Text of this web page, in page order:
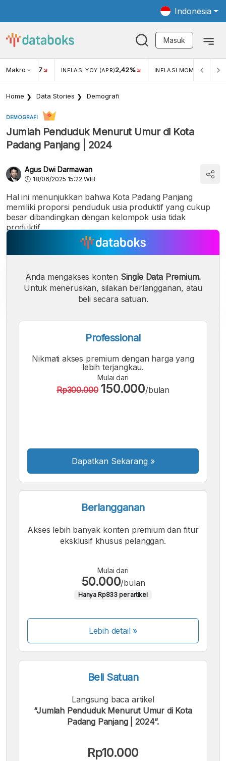
Indonesia
Masuk
Makro
USD/IDR 17 INFLASI YOY (APR)2,42% INFLASI MOM (MAR)
Home Data Stories Demografi
DEMOGRAFI
Jumlah Penduduk Menurut Umur di Kota
Padang Panjang | 2024
Agus Dwi Darmawan
18/06/2025 15:22 WIB
Hal ini menunjukkan bahwa Kota Padang Panjang
memiliki proporsi penduduk usia produktif yang cukup
besar dibandingkan dengan kelompok usia tidak
produktif.
A
Font
A
Font
Sedang
A
Font
Anda mengakses konten Single Data Premium.
Untuk meneruskan, silakan berlangganan, atau
beli secara satuan.
Professional
Nikmati akses premium dengan harga yang
lebih terjangkau.
Mulai dari
Rp300.000 150.000/bulan
Dapatkan Sekarang »
Berlangganan
Akses lebih banyak konten premium dan fitur
eksklusif khusus pelanggan.
Mulai dari
50.000/bulan
Hanya Rp833 per artikel
Lebih detail »
Beli Satuan
Langsung baca artikel
“Jumlah Penduduk Menurut Umur di Kota
Padang Panjang | 2024”.
Rp10.000
Kami menerima pembayaran berikut: